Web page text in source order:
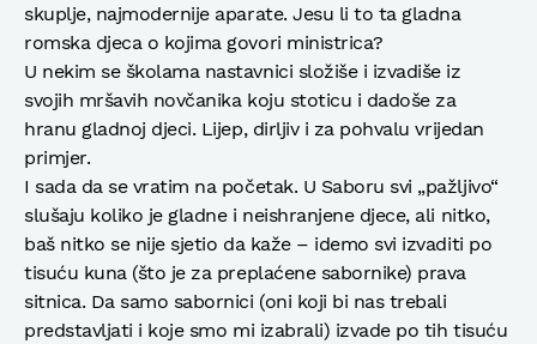
skuplje, najmodernije aparate. Jesu li to ta gladna
romska djeca o kojima govori ministrica?
U nekim se školama nastavnici složiše i izvadiše iz
svojih mršavih novčanika koju stoticu i dadoše za
hranu gladnoj djeci. Lijep, dirljiv i za pohvalu vrijedan
primjer.
I sada da se vratim na početak. U Saboru svi „pažljivo“
slušaju koliko je gladne i neishranjene djece, ali nitko,
baš nitko se nije sjetio da kaže – idemo svi izvaditi po
tisuću kuna (što je za preplaćene sabornike) prava
sitnica. Da samo sabornici (oni koji bi nas trebali
predstavljati i koje smo mi izabrali) izvade po tih tisuću